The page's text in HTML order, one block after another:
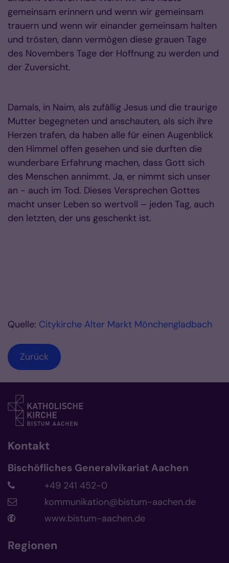
gemeinsam erinnern und wenn wir gemeinsam
trauern und wenn wir einander gemeinsam halten
und trösten, dann vermögen diese grauen Tage
des Novembers Tage der Hoffnung zu werden und
der Zuversicht.
Damals, in Naim, als zufällig Jesus und die traurige
Mutter begegneten und anschauten, als sich ihre
Herzen trafen, da haben alle für einen Augenblick
den Himmel offen gesehen und sie durften die
wunderbare Erfahrung machen, dass Gott sich
des Menschen annimmt. Ja, er nimmt sich unser
an - auch im Tod. Dieses Versprechen Gottes
macht unser Leben so wertvoll – jeden Tag, auch
den letzten, der uns geschenkt ist.
Quelle: Citykirche Alter Markt Mönchengladbach
Zurück
Kontakt
Bischöfliches Generalvikariat Aachen
+49 241 452-0
kommunikation@bistum-aachen.de
www.bistum-aachen.de
Regionen